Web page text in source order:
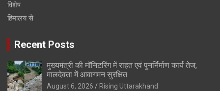
विशेष
हिमालय से
Recent Posts
मुख्यमंत्री की मॉनिटरिंग में राहत एवं पुनर्निर्माण कार्य तेज,
मालदेवता में आवागमन सुरक्षित
August 6, 2026 Rising Uttarakhand